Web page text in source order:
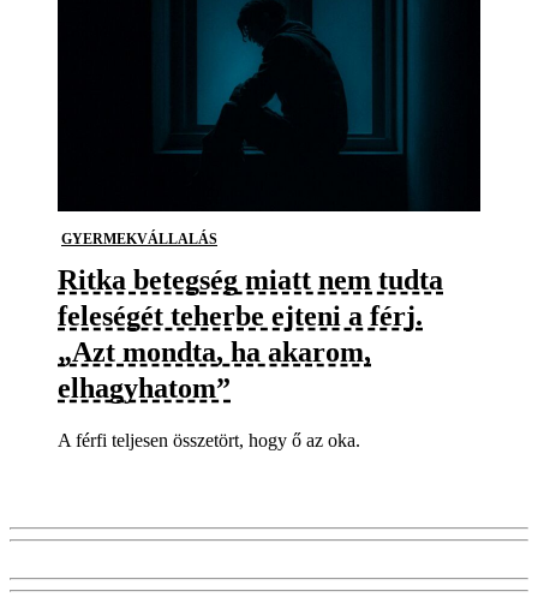
GYERMEKVÁLLALÁS
Ritka betegség miatt nem tudta
feleségét teherbe ejteni a férj.
„Azt mondta, ha akarom,
elhagyhatom”
A férfi teljesen összetört, hogy ő az oka.